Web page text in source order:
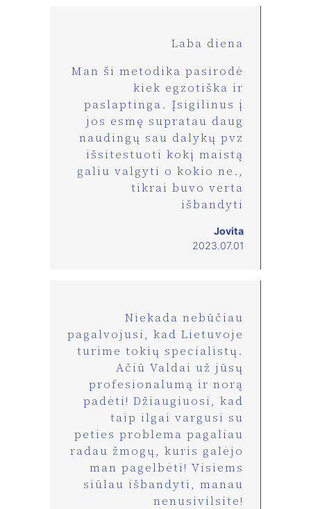
Laba diena
Man ši metodika pasirodė
kiek egzotiška ir
paslaptinga. Įsigilinus į
jos esmę supratau daug
naudingų sau dalykų pvz
išsitestuoti kokį maistą
galiu valgyti o kokio ne.,
tikrai buvo verta
išbandyti
Jovita
2023.07.01
Niekada nebūčiau
pagalvojusi, kad Lietuvoje
turime tokių specialistų.
Ačiū Valdai už jūsų
profesionalumą ir norą
padėti! Džiaugiuosi, kad
taip ilgai vargusi su
peties problema pagaliau
radau žmogų, kuris galėjo
man pagelbėti! Visiems
siūlau išbandyti, manau
nenusivilsite!